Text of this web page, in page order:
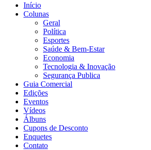
Início
Colunas
Geral
Política
Esportes
Saúde & Bem-Estar
Economia
Tecnologia & Inovação
Segurança Publica
Guia Comercial
Edições
Eventos
Vídeos
Álbuns
Cupons de Desconto
Enquetes
Contato